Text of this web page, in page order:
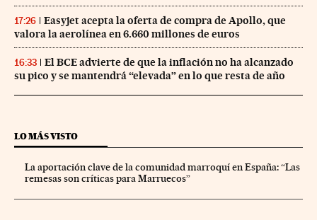
17:26
Easyjet acepta la oferta de compra de Apollo, que
valora la aerolínea en 6.660 millones de euros
16:33
El BCE advierte de que la inflación no ha alcanzado
su pico y se mantendrá “elevada” en lo que resta de año
LO MÁS VISTO
La aportación clave de la comunidad marroquí en España: “Las
remesas son críticas para Marruecos”